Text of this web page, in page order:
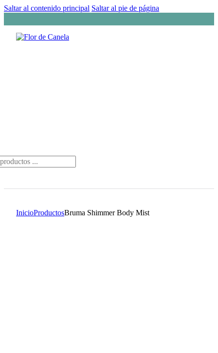
Saltar al contenido principal Saltar al pie de página
InicioProductosBruma Shimmer Body Mist